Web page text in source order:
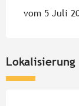
vom 5 Juli
Lokalisierung